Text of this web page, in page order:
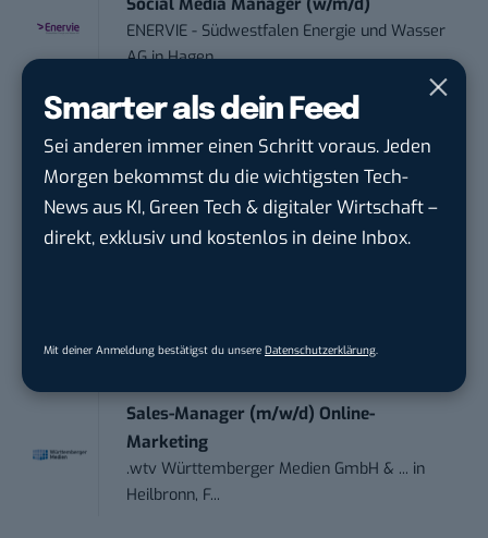
Smarter als dein Feed
Sei anderen immer einen Schritt voraus. Jeden
Morgen bekommst du die wichtigsten Tech-
News aus KI, Green Tech & digitaler Wirtschaft –
direkt, exklusiv und kostenlos in deine Inbox.
Mit deiner Anmeldung bestätigst du unsere Datenschutzerklärung
Social Media Manager (w/m/d)
ENERVIE - Südwestfalen Energie und Wasser
AGinHagen
Performance Marketing Manager
Schwerpunkt Pai...
EDEKA Südwest Stiftung & Co. KGin
Offenburg
Frankfurt am Main
Sales-Manager (m/w/d) Online-
Marketing
.wtv Württemberger Medien GmbH & ... in
Heilbronn, F...